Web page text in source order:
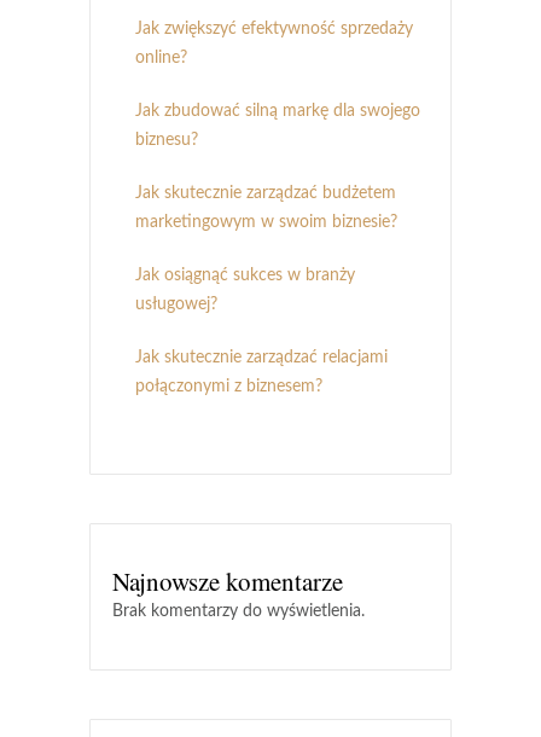
Jak zwiększyć efektywność sprzedaży
online?
Jak zbudować silną markę dla swojego
biznesu?
Jak skutecznie zarządzać budżetem
marketingowym w swoim biznesie?
Jak osiągnąć sukces w branży
usługowej?
Jak skutecznie zarządzać relacjami
połączonymi z biznesem?
Najnowsze komentarze
Brak komentarzy do wyświetlenia.